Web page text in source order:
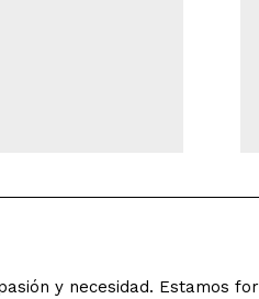
y necesidad. Estamos